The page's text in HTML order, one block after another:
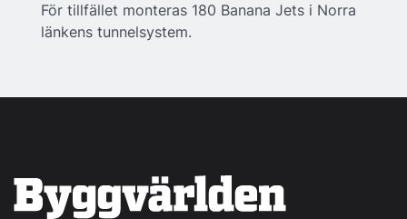
För tillfället monteras 180 Banana Jets i Norra
länkens tunnelsystem.